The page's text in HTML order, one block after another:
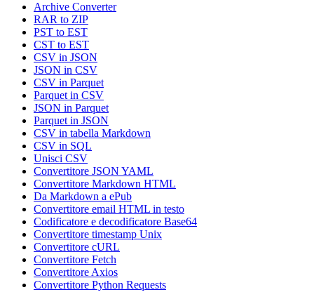
Archive Converter
RAR to ZIP
PST to EST
CST to EST
CSV in JSON
JSON in CSV
CSV in Parquet
Parquet in CSV
JSON in Parquet
Parquet in JSON
CSV in tabella Markdown
CSV in SQL
Unisci CSV
Convertitore JSON YAML
Convertitore Markdown HTML
Da Markdown a ePub
Convertitore email HTML in testo
Codificatore e decodificatore Base64
Convertitore timestamp Unix
Convertitore cURL
Convertitore Fetch
Convertitore Axios
Convertitore Python Requests